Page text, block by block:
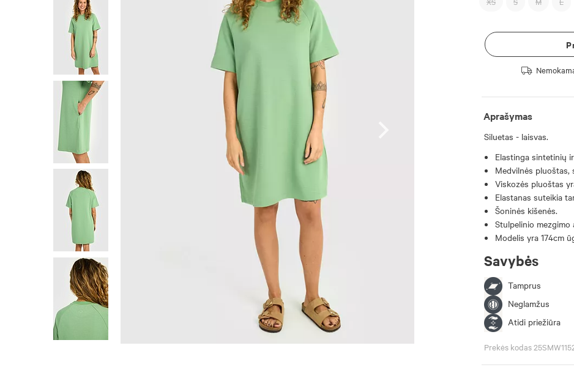
Aprašymas
Siluetas - laisvas.
Elastinga sintetinių
Medvilnės pluoštas,
Viskozės pluoštas
Elastanas suteikia
Šoninės kišenės.
Stulpelinio mezgimo
Modelis yra 174cm
Savybės
Tamprus
Neglamžus
Atidi priežiūra
Prekės kodas